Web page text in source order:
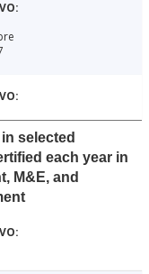
selected
each year in
M&E, and